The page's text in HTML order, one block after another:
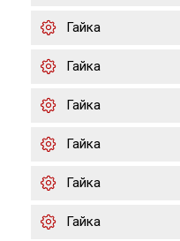
Гайка
Гайка
Гайка
Гайка
Гайка
Гайка